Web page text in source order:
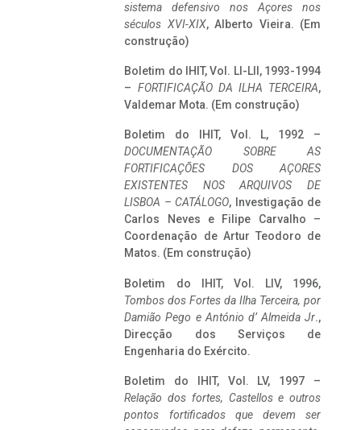
sistema defensivo nos Açores nos
séculos XVI-XIX, Alberto Vieira. (Em
construção)
Boletim do IHIT, Vol. LI-LII, 1993-1994
– FORTIFICAÇÃO DA ILHA TERCEIRA,
Valdemar Mota. (Em construção)
Boletim do IHIT, Vol. L, 1992 –
DOCUMENTAÇÃO SOBRE AS
FORTIFICAÇÕES DOS AÇORES
EXISTENTES NOS ARQUIVOS DE
LISBOA – CATÁLOGO, Investigação de
Carlos Neves e Filipe Carvalho –
Coordenação de Artur Teodoro de
Matos. (Em construção)
Boletim do IHIT, Vol. LIV, 1996,
Tombos dos Fortes da Ilha Terceira, por
Damião Pego e António d’ Almeida Jr.,
Direcção dos Serviços de
Engenharia do Exército.
Boletim do IHIT, Vol. LV, 1997 –
Relação dos fortes, Castellos e outros
pontos fortificados que devem ser